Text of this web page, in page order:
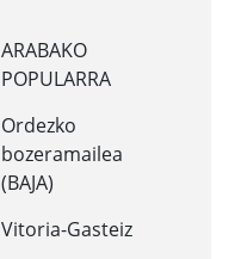
ARABAKO
POPULARRA
Ordezko
bozeramailea
(BAJA)
Vitoria-Gasteiz